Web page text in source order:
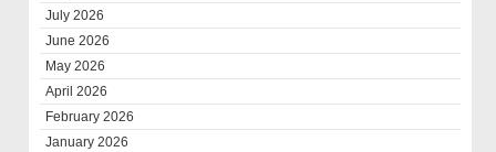
July 2026
June 2026
May 2026
April 2026
February 2026
January 2026